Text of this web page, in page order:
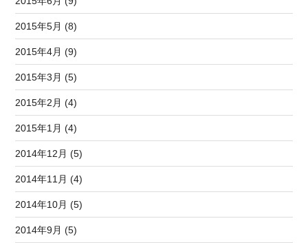
2015年5月 (8)
2015年4月 (9)
2015年3月 (5)
2015年2月 (4)
2015年1月 (4)
2014年12月 (5)
2014年11月 (4)
2014年10月 (5)
2014年9月 (5)